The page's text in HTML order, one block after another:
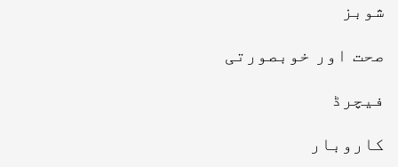
شوبز
صحت اور خوبصورتی
فیچرڈ
کاروبار